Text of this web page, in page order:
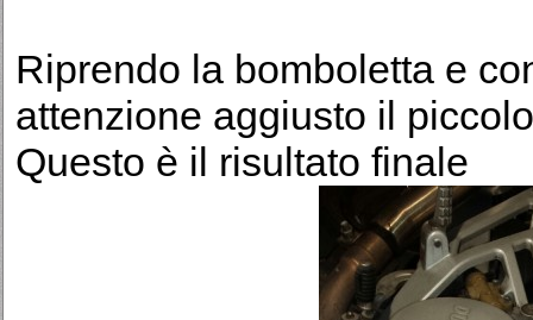
Riprendo la bomboletta e
attenzione aggiusto il
Questo è il risultato finale